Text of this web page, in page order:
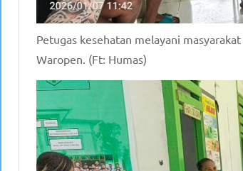
Petugas kesehatan melayani
Waropen. (Ft: Humas)